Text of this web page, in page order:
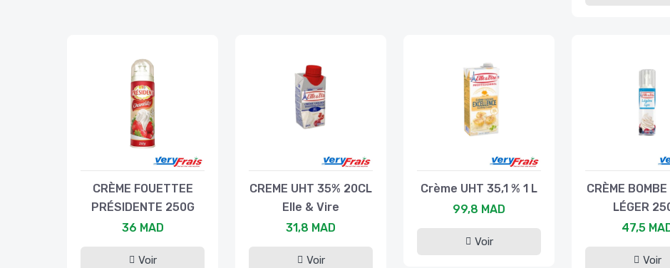
CRÈME FOUETTEE
PRÉSIDENTE 250G
36 MAD
Voir
CREME UHT 35% 20CL
Elle & Vire
31,8 MAD
Voir
Crème UHT 35,1 % 1 L
99,8 MAD
Voir
CRÈME
LÉGER
47,5
Voir